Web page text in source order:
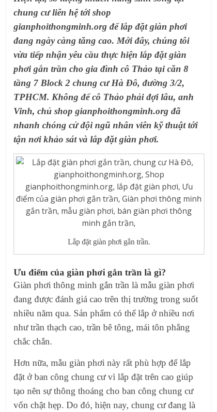
chung cư liên hệ tớishop
gianphoithongminh.org đểlắp đặt giàn phơi
đang ngày càng tăng cao. Mới đây, chúng tôi
vừa tiếp nhận yêu cầu thực hiện lắp đặt giàn
phơi gắn trần cho gia đình cô Thảo tại căn 8
tầng 7 Block 2 chung cư Hà Đô, đường 3/2,
TPHCM. Không để cô Thảo phải đợi lâu, anh
Vinh, chủshop gianphoithongminh.org đã
nhanh chóng cử đội ngũ nhân viên kỹ thuật tới
tận nơi khảo sát vàlắp đặt giàn phơi.
Lắp đặt giàn phơi gắn trần.
Ưu điểm của giàn phơi gắn trần là gì?
Giàn phơi thông minh gắn trần làmẫu giàn phơi
đang được đánh giá cao trên thị trường trong suốt
nhiều năm qua. Sản phẩm có thể lắp ở nhiều nơi
như trần thạch cao, trần bê tông, mái tôn phẳng
chắc chắn.
Hơn nữa,mẫu giàn phơi này rất phù hợp để lắp
đặt ởban công chung cưvì lắp đặt trên cao giúp
tạo nên sự thông thoáng cho ban công chung cư
vốn chật hẹp. Do đó, hiện nay, chung cư đang là